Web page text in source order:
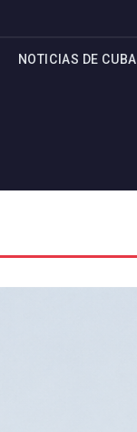
NOTICIAS DE CUBA